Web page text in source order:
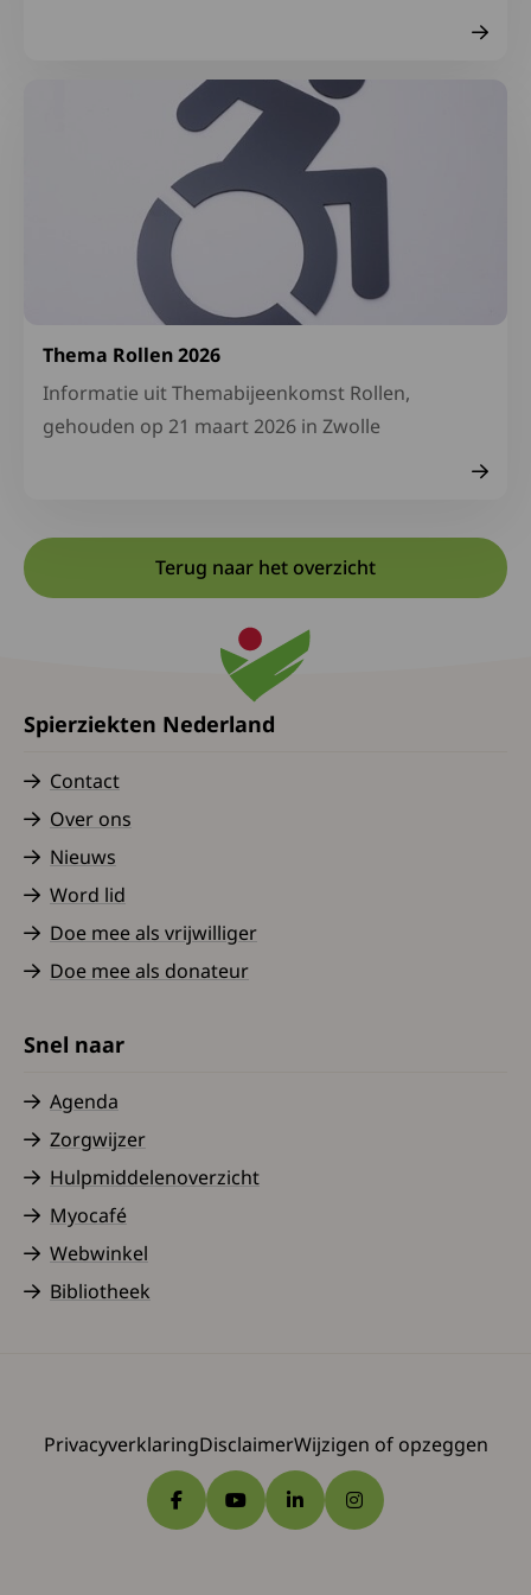
Thema Rollen 2026
Informatie uit Themabijeenkomst Rollen,
gehouden op 21 maart 2026 in Zwolle
Lees meer over Thema Rollen 2026
Terug naar het overzicht
Spierziekten Nederland
Contact
Over ons
Nieuws
Word lid
Doe mee als vrijwilliger
Doe mee als donateur
Snel naar
Agenda
Zorgwijzer
Hulpmiddelenoverzicht
Myocafé
Webwinkel
Bibliotheek
PrivacyverklaringDisclaimerWijzigen of opzeggen
Ga naar Facebook
Ga naar YouTube
Ga naar LinkedIn
Ga naar Instagram